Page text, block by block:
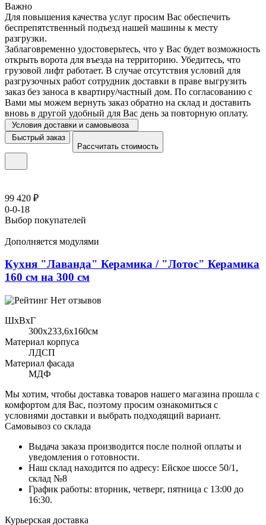
Важно
Для повышения качества услуг просим Вас обеспечить
беспрепятственный подъезд нашей машины к месту
разгрузки.
Заблаговременно удостоверьтесь, что у Вас будет возможность
открыть ворота для въезда на территорию. Убедитесь, что
грузовой лифт работает. В случае отсутствия условий для
разгрузочных работ сотрудник доставки в праве выгрузить
заказ без заноса в квартиру/частный дом. По согласованию с
Вами мы можем вернуть заказ обратно на склад и доставить
вновь в другой удобный для Вас день за повторную оплату.
Условия доставки и самовывоза
Быстрый заказ
Рассчитать стоимость
99 420 ₽
0-0-18
Выбор покупателей
Дополняется модулями
Кухня "Лаванда" Керамика / "Лотос" Керамика
160 см на 300 см
Нет отзывов
ШхВхГ
300x233,6х160см
Материал корпуса
ЛДСП
Материал фасада
МДФ
Мы хотим, чтобы доставка товаров нашего магазина прошла с
комфортом для Вас, поэтому просим ознакомиться с
условиями доставки и выбрать подходящий вариант.
Самовывоз со склада
Выдача заказа производится после полной оплаты и
уведомления о готовности.
Наш склад находится по адресу: Ейское шоссе 50/1,
склад №8
График работы: вторник, четверг, пятница с 13:00 до
16:30.
Курьерская доставка